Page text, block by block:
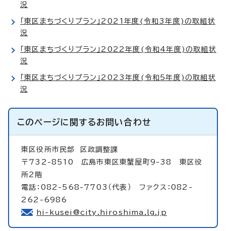
況
「東区まちづくりプラン」2021年度(令和3年度)の取組状
況
「東区まちづくりプラン」2022年度(令和4年度)の取組状
況
「東区まちづくりプラン」2023年度(令和5年度)の取組状
況
このページに関するお問い合わせ
東区役所市民部
区政調整課
〒732-8510 広島市東区東蟹屋町9-38 東区役
所2階
電話：082-568-7703（代表） ファクス：082-
262-6986
hi-kusei@city.hiroshima.lg.jp